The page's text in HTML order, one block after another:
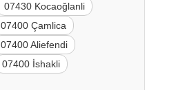
07430 Kocaoğlanli
07400 Çamlica
07400 Aliefendi
07400 İshakli